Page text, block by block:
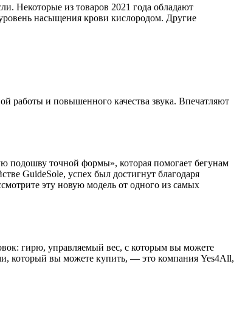
Некоторые из товаров 2021 года обладают
насыщения крови кислородом. Другие
работы и повышенного качества звука. Впечатляют
подошву точной формы», которая помогает бегунам
GuideSole, успех был достигнут благодаря
эту новую модель от одного из самых
гирю, управляемый вес, с которым вы можете
который вы можете купить, — это компания Yes4All,